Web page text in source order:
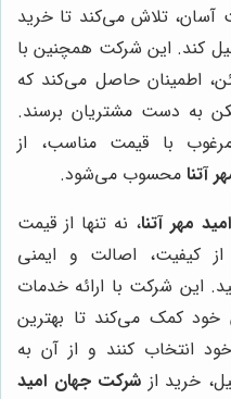
تلاش می‌کند تا خرید
کند. این شرکت همچنین با
اطمینان حاصل می‌کند که
به دست مشتریان برسند.
با قیمت مناسب، از
آتنا محسوب می‌شود.
مهر آتنا، نه تنها از قیمت
کیفیت، اصالت و ایمنی
این شرکت با ارائه خدمات
کمک می‌کند تا بهترین
انتخاب کنند و از آن به
خرید از شرکت جهان امید